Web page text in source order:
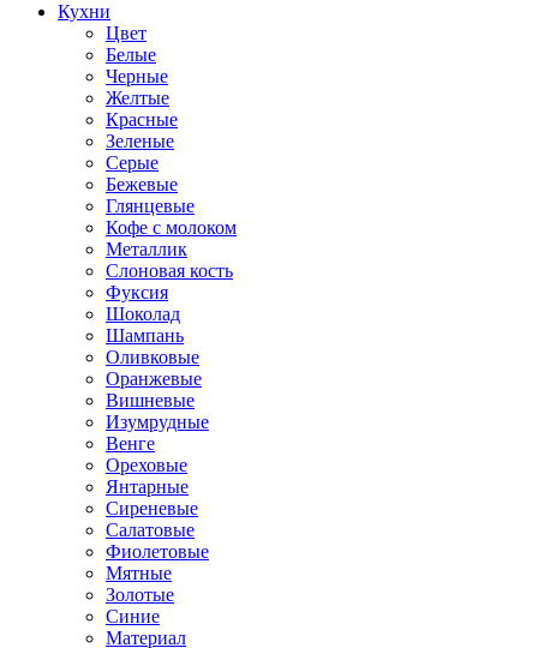
Кухни
Цвет
Белые
Черные
Желтые
Красные
Зеленые
Серые
Бежевые
Глянцевые
Кофе с молоком
Металлик
Слоновая кость
Фуксия
Шоколад
Шампань
Оливковые
Оранжевые
Вишневые
Изумрудные
Венге
Ореховые
Янтарные
Сиреневые
Салатовые
Фиолетовые
Мятные
Золотые
Синие
Материал